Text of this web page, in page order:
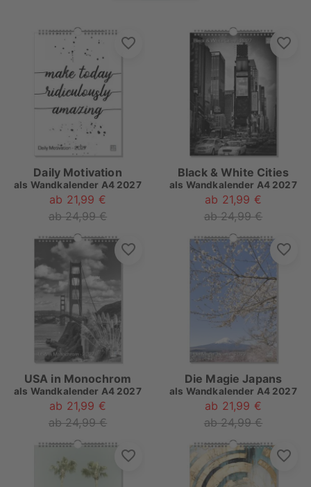
Daily Motivation
als Wandkalender A4 2027
ab 21,99 €
ab 24,99 €
Black & White Cities
als Wandkalender A4 2027
ab 21,99 €
ab 24,99 €
USA in Monochrom
als Wandkalender A4 2027
ab 21,99 €
ab 24,99 €
Die Magie Japans
als Wandkalender A4 2027
ab 21,99 €
ab 24,99 €